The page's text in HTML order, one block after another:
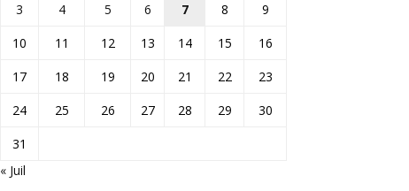
3
4 5 6 7 8
9
10
11 12 13 14 15
16
17
18 19 20 21 22
23
24
25 26 27 28 29
30
31
« Juil